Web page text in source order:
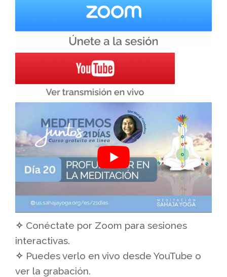
✧ Conéctate por Zoom para sesiones
interactivas.
✧ Puedes verlo en vivo desde YouTube o
ver la grabación.